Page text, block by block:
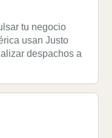
tu negocio
usan Justo
despachos a